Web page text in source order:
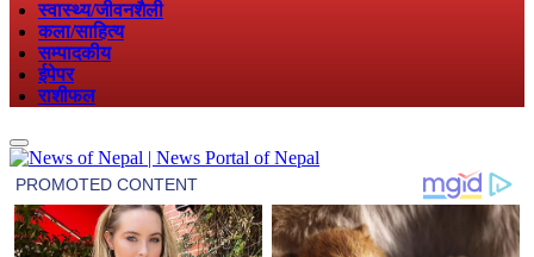
स्वास्थ्य/जीवनशैली
कला/साहित्य
सम्पादकीय
ईपेपर
राशीफल